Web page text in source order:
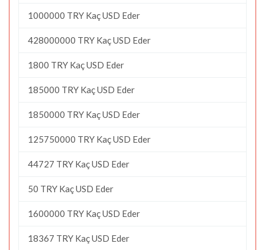
1000000 TRY Kaç USD Eder
428000000 TRY Kaç USD Eder
1800 TRY Kaç USD Eder
185000 TRY Kaç USD Eder
1850000 TRY Kaç USD Eder
125750000 TRY Kaç USD Eder
44727 TRY Kaç USD Eder
50 TRY Kaç USD Eder
1600000 TRY Kaç USD Eder
18367 TRY Kaç USD Eder